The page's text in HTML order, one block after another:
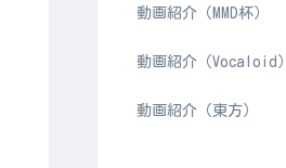
動画紹介（MMD杯）
動画紹介（Vocaloid）
動画紹介（東方）